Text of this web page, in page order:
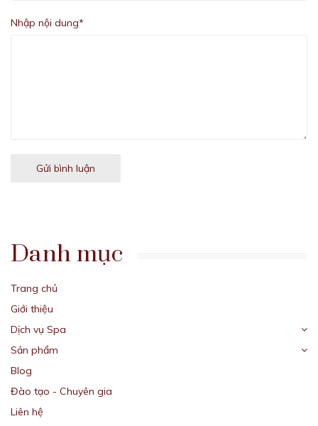
Nhập nội dung*
Gửi bình luận
Danh mục
Trang chủ
Giới thiệu
Dịch vụ Spa
Sản phẩm
Blog
Đào tạo - Chuyên gia
Liên hệ